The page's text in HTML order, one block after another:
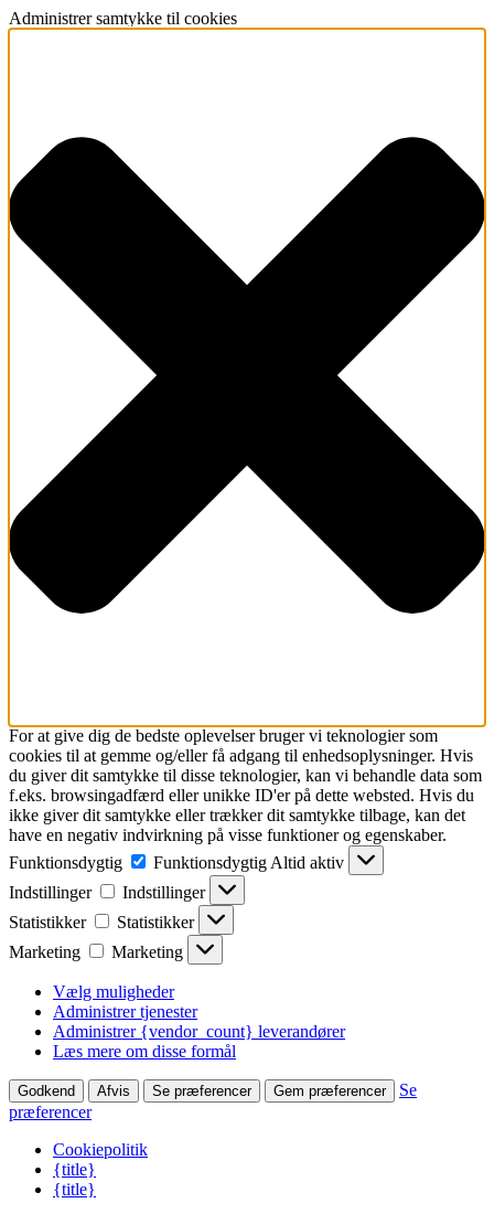
Administrer samtykke til cookies
For at give dig de bedste oplevelser bruger vi teknologier som
cookies til at gemme og/eller få adgang til enhedsoplysninger. Hvis
du giver dit samtykke til disse teknologier, kan vi behandle data som
f.eks. browsingadfærd eller unikke ID'er på dette websted. Hvis du
ikke giver dit samtykke eller trækker dit samtykke tilbage, kan det
have en negativ indvirkning på visse funktioner og egenskaber.
Funktionsdygtig
Funktionsdygtig Altid aktiv
Indstillinger
Indstillinger
Statistikker
Statistikker
Marketing
Marketing
Vælg muligheder
Administrer tjenester
Administrer {vendor_count} leverandører
Læs mere om disse formål
Godkend Afvis Se præferencer Gem præferencer
Se
præferencer
Cookiepolitik
{title}
{title}